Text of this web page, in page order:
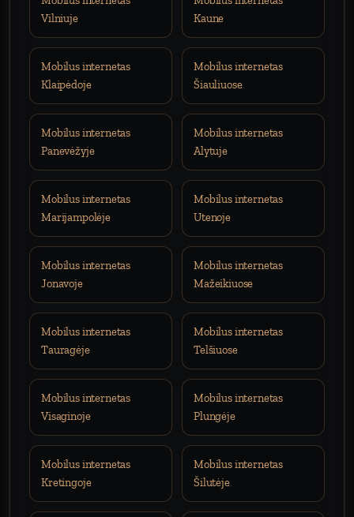
Vilniuje
Kaune
Mobilus internetas
Klaipėdoje
Mobilus internetas
Šiauliuose
Mobilus internetas
Panevėžyje
Mobilus internetas
Alytuje
Mobilus internetas
Marijampolėje
Mobilus internetas
Utenoje
Mobilus internetas
Jonavoje
Mobilus internetas
Mažeikiuose
Mobilus internetas
Tauragėje
Mobilus internetas
Telšiuose
Mobilus internetas
Visaginoje
Mobilus internetas
Plungėje
Mobilus internetas
Kretingoje
Mobilus internetas
Šilutėje